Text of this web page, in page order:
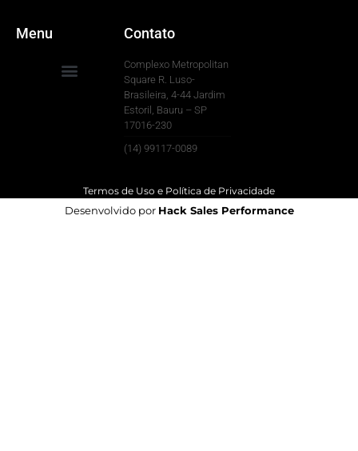
Menu Contato
Complexo Metropolitan
Square R. Luso-
Brasileira, 4-44 Jardim
Estoril, Bauru – SP
17016-230
(14) 99117-0089
Termos de Uso e Política de Privacidade
Desenvolvido por Hack Sales Performance